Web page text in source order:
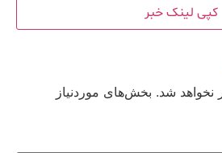
کپی لینک خبر
نخواهد شد. بخش‌های موردنیاز